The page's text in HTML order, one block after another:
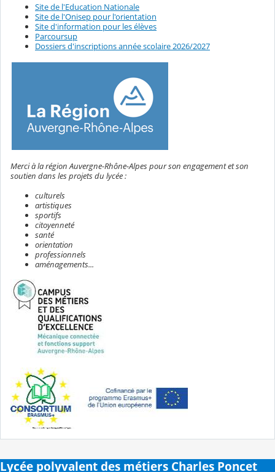
Site de l'Education Nationale
Site de l'Onisep pour l'orientation
Site d'information pour les élèves
Parcoursup
Dossiers d'inscriptions année scolaire 2026/2027
Merci à la région Auvergne-Rhône-Alpes pour son engagement et son
soutien dans les projets du lycée :
culturels
artistiques
sportifs
citoyenneté
santé
orientation
professionnels
aménagements...
Lycée polyvalent des métiers Charles Poncet